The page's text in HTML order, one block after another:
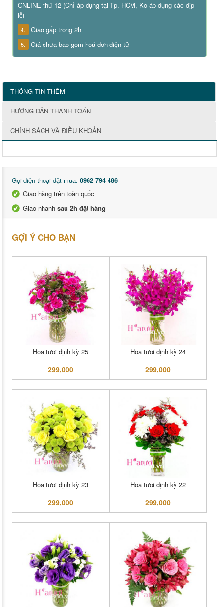
ONLINE thứ 12 (Chỉ áp dụng tại Tp. HCM, Ko áp dụng các dịp
lễ)
4. Giao gấp trong 2h
5. Giá chưa bao gồm hoá đơn điện tử
THÔNG TIN THÊM
HƯỚNG DẪN THANH TOÁN
CHÍNH SÁCH VÀ ĐIỀU KHOẢN
Gọi điện thoại đặt mua: 0962 794 486
Giao hàng trên toàn quốc
Giao nhanh sau 2h đặt hàng
GỢI Ý CHO BẠN
Hoa tươi định kỳ 25
299,000
Hoa tươi định kỳ 24
299,000
Hoa tươi định kỳ 23
299,000
Hoa tươi định kỳ 22
299,000